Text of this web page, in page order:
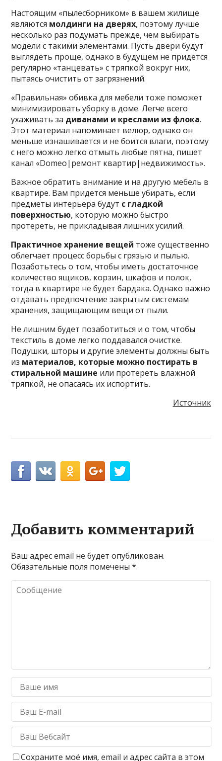
Настоящим «пылесборником» в вашем жилище
являются молдинги на дверях, поэтому лучше
несколько раз подумать прежде, чем выбирать
модели с такими элементами. Пусть двери будут
выглядеть проще, однако в будущем не придется
регулярно «танцевать» с тряпкой вокруг них,
пытаясь очистить от загрязнений.
«Правильная» обивка для мебели тоже поможет
минимизировать уборку в доме. Легче всего
ухаживать за диванами и креслами из флока.
Этот материал напоминает велюр, однако он
меньше изнашивается и не боится влаги, поэтому
с него можно легко отмыть любые пятна, пишет
канал «Domeo|ремонт квартир|недвижимость».
Важное обратить внимание и на другую мебель в
квартире. Вам придется меньше убирать, если
предметы интерьера будут с гладкой
поверхностью, которую можно быстро
протереть, не прикладывая лишних усилий.
Практичное хранение вещей тоже существенно
облегчает процесс борьбы с грязью и пылью.
Позаботьтесь о том, чтобы иметь достаточное
количество ящиков, корзин, шкафов и полок,
тогда в квартире не будет бардака. Однако важно
отдавать предпочтение закрытым системам
хранения, защищающим вещи от пыли.
Не лишним будет позаботиться и о том, чтобы
текстиль в доме легко поддавался очистке.
Подушки, шторы и другие элементы должны быть
из материалов, которые можно постирать в
стиральной машине или протереть влажной
тряпкой, не опасаясь их испортить.
Источник
Добавить комментарий
Ваш адрес email не будет опубликован.
Обязательные поля помечены*
Сохраните моё имя, email и адрес сайта в этом